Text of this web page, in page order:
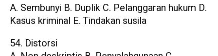
A. Sembunyi B. Duplik C. Pelanggaran hukum D.
Kasus kriminal E. Tindakan susila
54. Distorsi